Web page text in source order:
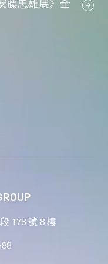
藤忠雄展》全
178 號 8 樓